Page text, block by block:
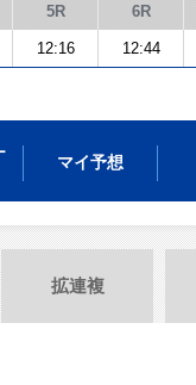
5R 6R
12:16 12:44
マイ予想
拡連複